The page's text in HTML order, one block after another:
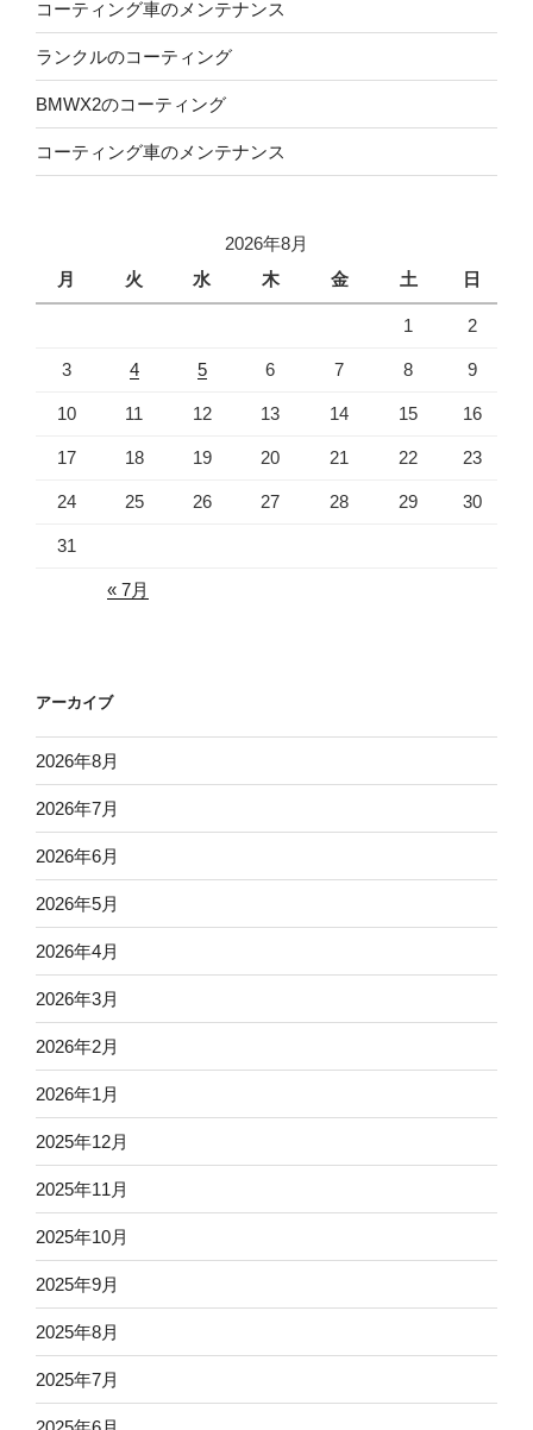
コーティング車のメンテナンス
ランクルのコーティング
BMWX2のコーティング
コーティング車のメンテナンス
2026年8月
月
火 水 木 金 土 日
1 2
3 4 5 6 7 8 9
10 11 12 13 14 15 16
17 18 19 20 21 22 23
24 25 26 27 28 29 30
31
« 7月
アーカイブ
2026年8月
2026年7月
2026年6月
2026年5月
2026年4月
2026年3月
2026年2月
2026年1月
2025年12月
2025年11月
2025年10月
2025年9月
2025年8月
2025年7月